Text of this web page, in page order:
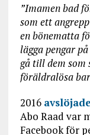
”Imamen bad
som ett
en bönematta
lägga pengar
gå till dem som
föräldralösa
2016
Abo Raad var
Facebook för